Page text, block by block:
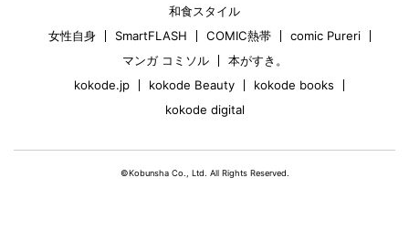
和食スタイル
女性自身
SmartFLASH COMIC熱帯
comic Pureri
マンガ コミソル
本がすき。
kokode.jp
kokode Beauty
kokode books
kokode digital
©Kobunsha Co., Ltd. All Rights Reserved.